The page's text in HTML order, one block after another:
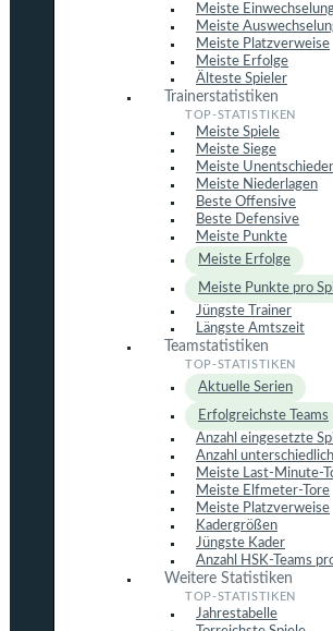
Meiste
Meiste
Meiste Platzverweise
Meiste Erfolge
Älteste Spieler
Trainerstatistiken
Meiste Spiele
Meiste Siege
Meiste
Meiste Niederlagen
Beste Offensive
Beste Defensive
Meiste Punkte
Meiste Erfolge
Meiste Punkte pro
Jüngste Trainer
Längste Amtszeit
Teamstatistiken
Aktuelle Serien
Erfolgreichste Teams
Anzahl eingesetzte
Anzahl
Meiste Last-Minute-
Meiste Elfmeter-Tore
Meiste Platzverweise
Kadergrößen
Jüngste Kader
Anzahl HSK-Teams
Weitere Statistiken
Jahrestabelle